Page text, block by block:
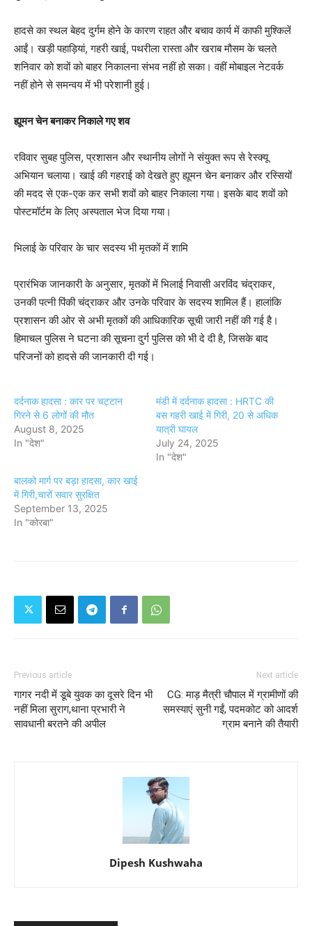
हादसे का स्थल बेहद दुर्गम होने के कारण राहत और बचाव कार्य में काफी मुश्किलें
आईं। खड़ी पहाड़ियां, गहरी खाई, पथरीला रास्ता और खराब मौसम के चलते
शनिवार को शवों को बाहर निकालना संभव नहीं हो सका। वहीं मोबाइल नेटवर्क
नहीं होने से समन्वय में भी परेशानी हुई।
ह्यूमन चेन बनाकर निकाले गए शव
रविवार सुबह पुलिस, प्रशासन और स्थानीय लोगों ने संयुक्त रूप से रेस्क्यू
अभियान चलाया। खाई की गहराई को देखते हुए ह्यूमन चेन बनाकर और रस्सियों
की मदद से एक-एक कर सभी शवों को बाहर निकाला गया। इसके बाद शवों को
पोस्टमॉर्टम के लिए अस्पताल भेज दिया गया।
भिलाई के परिवार के चार सदस्य भी मृतकों में शामि
प्रारंभिक जानकारी के अनुसार, मृतकों में भिलाई निवासी अरविंद चंद्राकर,
उनकी पत्नी पिंकी चंद्राकर और उनके परिवार के सदस्य शामिल हैं। हालांकि
प्रशासन की ओर से अभी मृतकों की आधिकारिक सूची जारी नहीं की गई है।
हिमाचल पुलिस ने घटना की सूचना दुर्ग पुलिस को भी दे दी है, जिसके बाद
परिजनों को हादसे की जानकारी दी गई।
दर्दनाक हादसा : कार पर चट्टान
गिरने से 6 लोगों की मौत
August 8, 2025
In "देश"
मंडी में दर्दनाक हादसा : HRTC की
बस गहरी खाई में गिरी, 20 से अधिक
यात्री घायल
July 24, 2025
In "देश"
बालको मार्ग पर बड़ा हादसा, कार खाई
में गिरी,चारों सवार सुरक्षित
September 13, 2025
In "कोरबा"
Previous article
गागर नदी में डूबे युवक का दूसरे दिन भी
नहीं मिला सुराग,थाना प्रभारी ने
सावधानी बरतने की अपील
Next article
CG: माड़ मैत्री चौपाल में ग्रामीणों की
समस्याएं सुनी गईं, पदमकोट को आदर्श
ग्राम बनाने की तैयारी
Dipesh Kushwaha